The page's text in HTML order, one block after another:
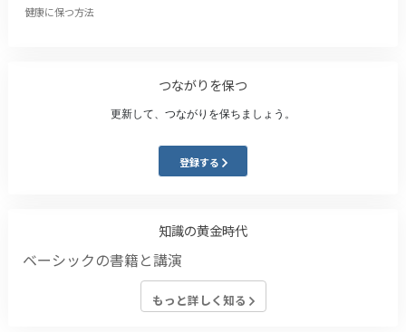
健康に保つ方法
つながりを保つ
更新して、つながりを保ちましょう。
登録する
知識の黄金時代
ベーシックの書籍と講演
もっと詳しく知る